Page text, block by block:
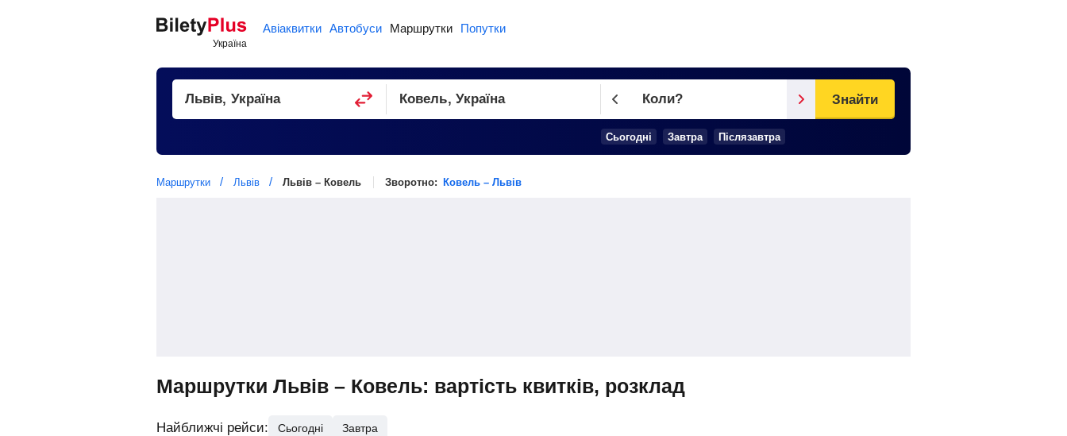
Авіаквитки Автобуси Маршрутки Попутки
Коли?
Cьогодні Завтра Післязавтра
Знайти
Маршрутки Львів Львів – Ковель Зворотно: Ковель – Львів
Маршрутки Львів – Ковель: вартість квитків, розклад
Найближчі рейси: Сьогодні Завтра